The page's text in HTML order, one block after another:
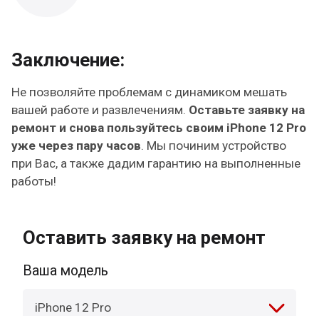
Заключение:
Не позволяйте проблемам с динамиком мешать
вашей работе и развлечениям. Оставьте заявку на
ремонт и снова пользуйтесь своим iPhone 12 Pro
уже через пару часов. Мы починим устройство
при Вас, а также дадим гарантию на выполненные
работы!
Оставить заявку на ремонт
Ваша модель
iPhone 12 Pro